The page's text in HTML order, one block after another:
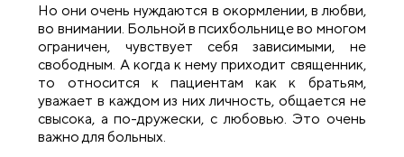
Но они очень нуждаются в окормлении, в любви,
во внимании. Больной в психбольнице во многом
ограничен, чувствует себя зависимыми, не
свободным. А когда к нему приходит священник,
то относится к пациентам как к братьям,
уважает в каждом из них личность, общается не
свысока, а по-дружески, с любовью. Это очень
важно для больных.